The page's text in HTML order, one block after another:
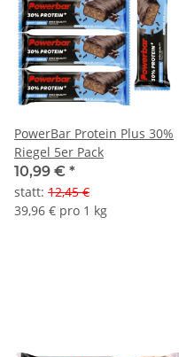
PowerBar Protein Plus 30%
Riegel 5er Pack
10,99 € *
statt: 12,45 €
39,96 € pro 1 kg